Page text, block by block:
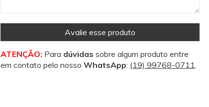
Avalie esse produto
ATENÇÃO: Para dúvidas sobre algum produto entre
em contato pelo nosso WhatsApp: (19) 99768-0711.